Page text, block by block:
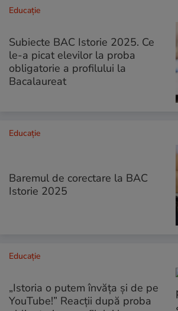
Educație
Subiecte BAC Istorie 2025. Ce
le-a picat elevilor la proba
obligatorie a profilului la
Bacalaureat
Educație
Baremul de corectare la BAC
Istorie 2025
Educație
„Istoria o putem învăța și de pe
YouTube!” Reacții după proba